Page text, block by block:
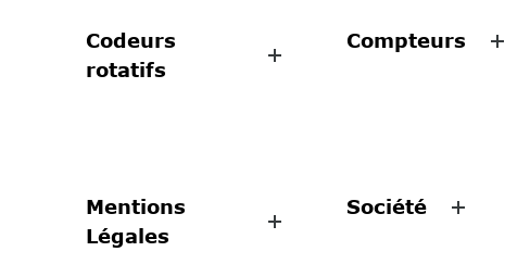
Codeurs
rotatifs
Compteurs
Mentions
Légales
Société